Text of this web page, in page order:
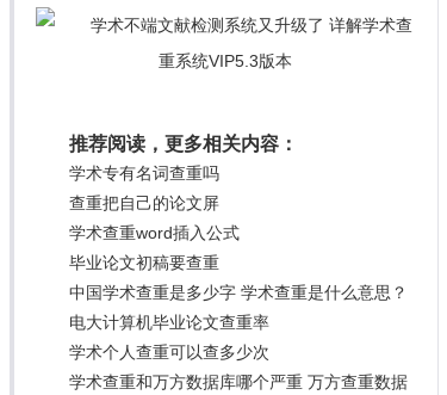
推荐阅读，更多相关内容：
学术专有名词查重吗
查重把自己的论文屏
学术查重word插入公式
毕业论文初稿要查重
中国学术查重是多少字 学术查重是什么意思？
电大计算机毕业论文查重率
学术个人查重可以查多少次
学术查重和万方数据库哪个严重 万方查重数据